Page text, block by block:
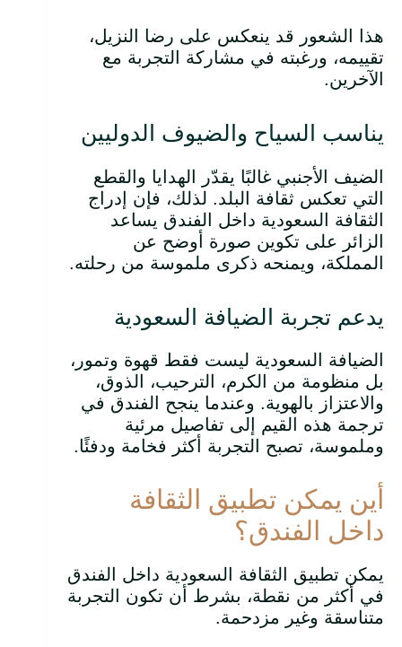
هذا الشعور قد ينعكس على رضا النزيل،
تقييمه، ورغبته في مشاركة التجربة مع
الآخرين.
يناسب السياح والضيوف الدوليين
الضيف الأجنبي غالبًا يقدّر الهدايا والقطع
التي تعكس ثقافة البلد. لذلك، فإن إدراج
الثقافة السعودية داخل الفندق يساعد
الزائر على تكوين صورة أوضح عن
المملكة، ويمنحه ذكرى ملموسة من رحلته.
يدعم تجربة الضيافة السعودية
الضيافة السعودية ليست فقط قهوة وتمور،
بل منظومة من الكرم، الترحيب، الذوق،
والاعتزاز بالهوية. وعندما ينجح الفندق في
ترجمة هذه القيم إلى تفاصيل مرئية
وملموسة، تصبح التجربة أكثر فخامة ودفئًا.
أين يمكن تطبيق الثقافة
داخل الفندق؟
يمكن تطبيق الثقافة السعودية داخل الفندق
في أكثر من نقطة، بشرط أن تكون التجربة
متناسقة وغير مزدحمة.